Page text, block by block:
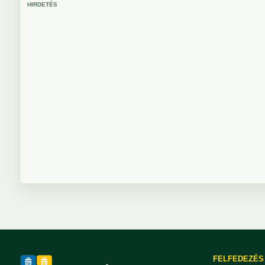
HIRDETÉS
FELFEDEZÉS